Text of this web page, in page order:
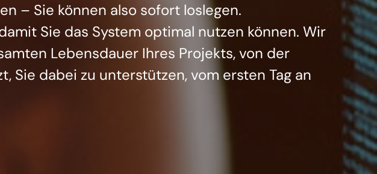
– Sie können also sofort loslegen.
Sie das System optimal nutzen können. Wir
Lebensdauer Ihres Projekts, von der
Sie dabei zu unterstützen, vom ersten Tag an